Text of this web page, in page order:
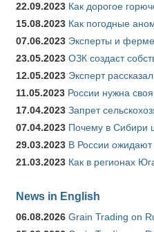
22.09.2023 Как дорогое
15.08.2023 Как погодные
07.06.2023 Эксперты и
23.05.2023 ОЗК создаст
12.05.2023 Эксперт
11.05.2023 России нужна
17.04.2023 Запрет
07.04.2023 Почему в Сибири
29.03.2023 В России
21.03.2023 Как в регионах
News in English
06.08.2026 Grain Trading on